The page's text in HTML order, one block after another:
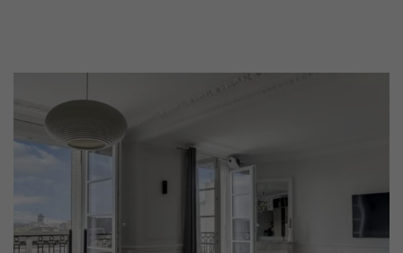
pas dans le choix et la pose de votre parquet.
Un expert Décoplus Parquets vous appelle